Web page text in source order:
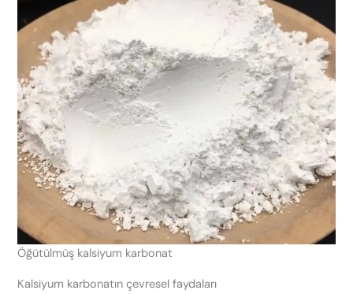
Öğütülmüş kalsiyum karbonat
Kalsiyum karbonatın çevresel faydaları